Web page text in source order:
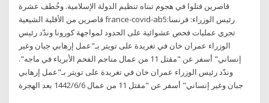
قاصرين قتلوا في هجوم تبناه تنظيم الدولة الإسلامية. وخُطف عشرة
قاصرين من الأقلية الشيعية france-covid-ab5:رئيس الوزراء: فرنسا
تجري عمليات فحص عشوائية على الحدود لمواجهة كورونا وندّد رئيس
الوزراء عمران خان في تغريدة على تويتر بـ"عمل إرهابي جبان وغير
إنساني" أسفر عن "مقتل 11 من عمال مناجم الفحم الأبرياء في ماجه".
وندّد رئيس الوزراء عمران خان في تغريدة على تويتر بـ"عمل إرهابي
جبان وغير إنساني" أسفر عن "مقتل 11 من عمال 6‏‏/6‏‏/1442 بعد الهجرة